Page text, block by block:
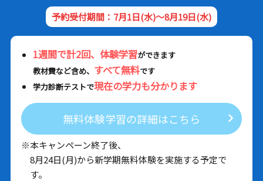
予約受付期間：7月1日(水)～8月19日(水)
1週間で計2回、体験学習ができます
教材費など含め、 すべて無料です
学力診断テストで現在の学力も分かります
無料体験学習の詳細はこちら
※本キャンペーン終了後、
8月24日(月)から新学期無料体験を実施する予定で
す。